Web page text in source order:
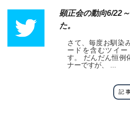
顕正会の動向6/22
た。
さて、毎度お馴染
ードを含むツイ
す。 だんだん恒例
ナーですが、 ...
記